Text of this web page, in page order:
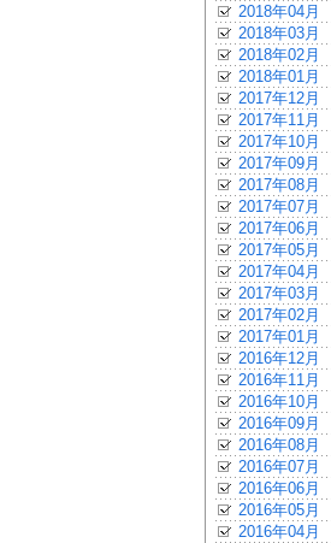
2018年04月
2018年03月
2018年02月
2018年01月
2017年12月
2017年11月
2017年10月
2017年09月
2017年08月
2017年07月
2017年06月
2017年05月
2017年04月
2017年03月
2017年02月
2017年01月
2016年12月
2016年11月
2016年10月
2016年09月
2016年08月
2016年07月
2016年06月
2016年05月
2016年04月